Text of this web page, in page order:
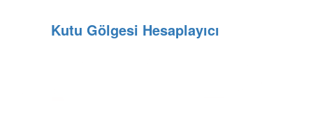
Kutu Gölgesi Hesaplayıcı